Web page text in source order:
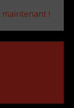
!